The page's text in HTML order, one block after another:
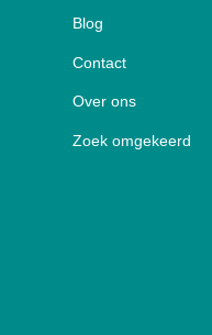
Blog
Contact
Over ons
Zoek omgekeerd